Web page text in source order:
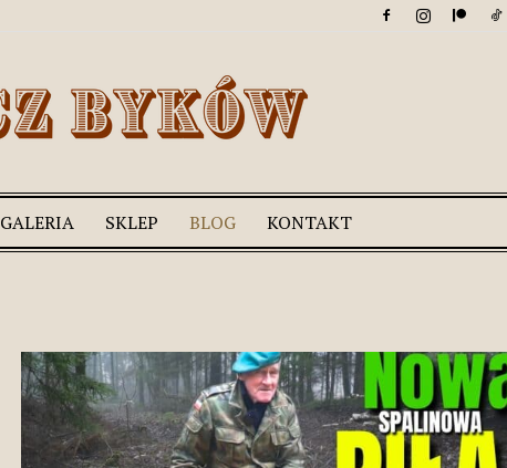
Zaklinacz
GALERIA SKLEP BLOG KONTAKT